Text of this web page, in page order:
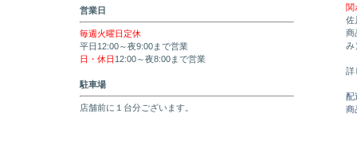
営業日
毎週火曜日定休
平日12:00～夜9:00まで営業
日・休日 12:00～夜8:00まで営業
駐車場
店舗前に１台分ございます。
関
佐
商
み
詳
配
商